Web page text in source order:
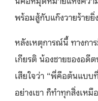
พร้อมสู้กับแก๊งวายร้ายยิ่
หลังเหตุการณ์นี้ ทางกา
เกียรติ น้องชายของอดี
เสียใจว่า “พี่คือต้นแบ
อย่างเขา ก็ทำทุกสิ่งเห